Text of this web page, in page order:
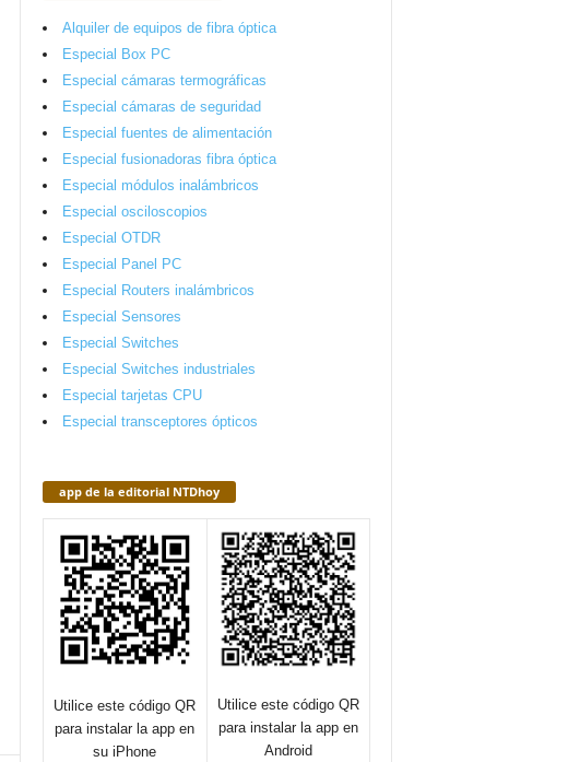
Alquiler de equipos de fibra óptica
Especial Box PC
Especial cámaras termográficas
Especial cámaras de seguridad
Especial fuentes de alimentación
Especial fusionadoras fibra óptica
Especial módulos inalámbricos
Especial osciloscopios
Especial OTDR
Especial Panel PC
Especial Routers inalámbricos
Especial Sensores
Especial Switches
Especial Switches industriales
Especial tarjetas CPU
Especial transceptores ópticos
app de la editorial NTDhoy
Utilice este código QR
para instalar la app en
su iPhone
Utilice este código QR
para instalar la app en
Android